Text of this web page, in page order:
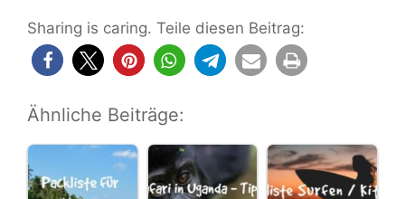
Sharing is caring. Teile diesen Beitrag:
Ähnliche Beiträge: